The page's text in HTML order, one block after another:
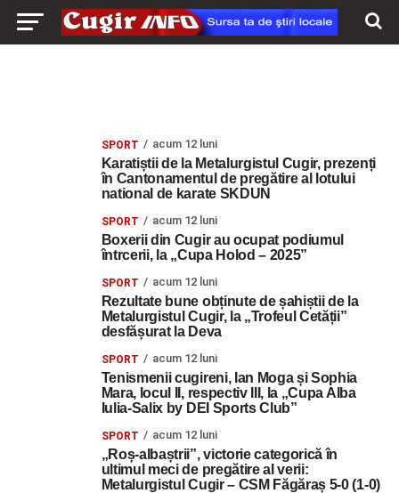
SPORT acum 12 luni
Karatiștii de la Metalurgistul Cugir, prezenți
în Cantonamentul de pregătire al lotului
national de karate SKDUN
SPORT acum 12 luni
Boxerii din Cugir au ocupat podiumul
întrcerii, la „Cupa Holod – 2025”
SPORT acum 12 luni
Rezultate bune obținute de șahiștii de la
Metalurgistul Cugir, la „Trofeul Cetății”
desfășurat la Deva
SPORT acum 12 luni
Tenismenii cugireni, Ian Moga și Sophia
Mara, locul II, respectiv III, la „Cupa Alba
Iulia-Salix by DEI Sports Club”
SPORT acum 12 luni
„Roș-albaștrii”, victorie categorică în
ultimul meci de pregătire al verii:
Metalurgistul Cugir – CSM Făgăraș 5-0 (1-0)